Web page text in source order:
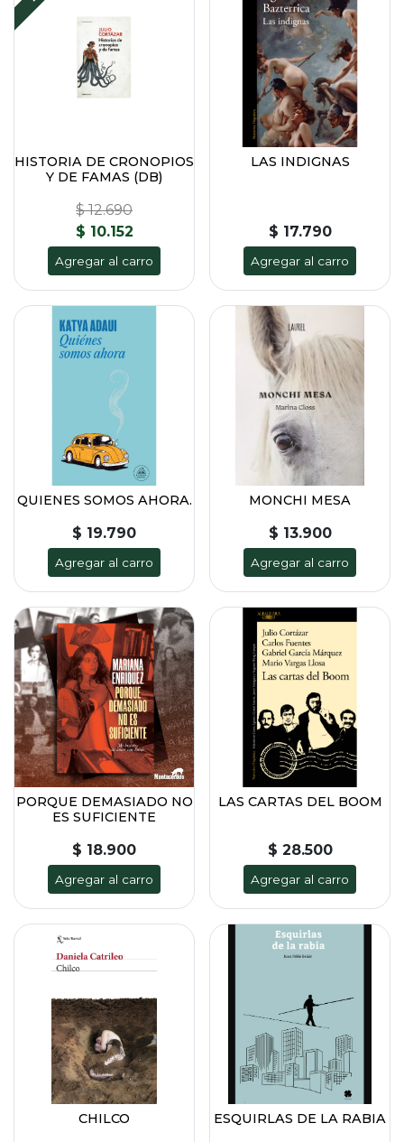
HISTORIA DE CRONOPIOS
Y DE FAMAS (DB)
$ 12.690
$ 10.152
Agregar al carro
LAS INDIGNAS
$ 17.790
Agregar al carro
QUIENES SOMOS AHORA.
$ 19.790
Agregar al carro
MONCHI MESA
$ 13.900
Agregar al carro
PORQUE DEMASIADO NO
ES SUFICIENTE
$ 18.900
Agregar al carro
LAS CARTAS DEL BOOM
$ 28.500
Agregar al carro
CHILCO ESQUIRLAS DE LA RABIA